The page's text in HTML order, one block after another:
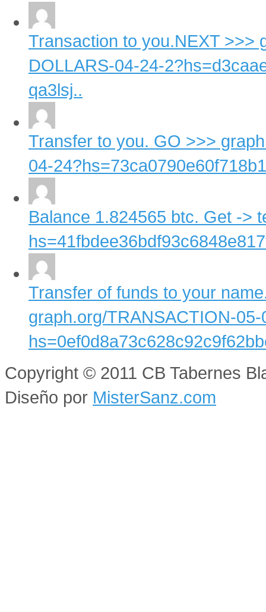
Transaction to you.NEXT >>>
DOLLARS-04-24-
qa3lsj..
Transfer to you. GO >>>
04-
Balance 1.824565 btc. Get ->
Transfer of funds to your
graph.org/TRANSACTION-05-
Copyright © 2011 CB Tabernes
Diseño por MisterSanz.com